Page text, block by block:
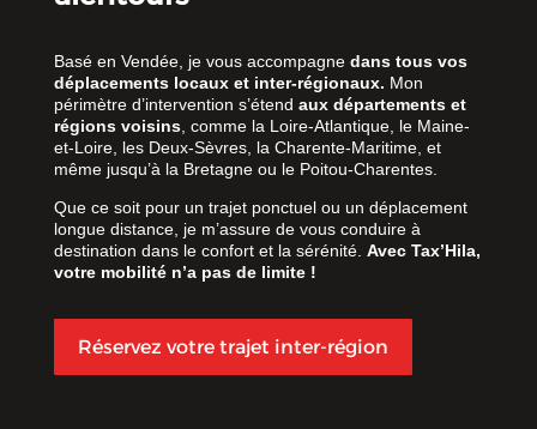
Basé en Vendée, je vous accompagnedans tous vos
déplacements locaux et inter-régionaux. Mon
périmètre d’intervention s’étend aux départements et
régions voisins, comme la Loire-Atlantique, le Maine-
et-Loire, les Deux-Sèvres, la Charente-Maritime, et
même jusqu’à la Bretagne ou le Poitou-Charentes.
Que ce soit pour un trajet ponctuel ou un déplacement
longue distance, je m’assure de vous conduire à
destination dans le confort et la sérénité. Avec Tax’Hila,
votre mobilité n’a pas de limite !
Réservez votre trajet inter-région